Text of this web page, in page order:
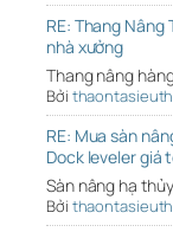
RE: Thang
nhà xưởng
Thang nâng
Bởi
RE: Mua sàn
Dock leveler giá
Sàn nâng hạ
Bởi